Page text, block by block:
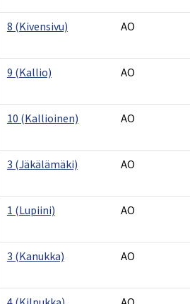
8 (Kivensivu) AO
9 (Kallio) AO
10 (Kallioinen) AO
3 (Jäkälämäki) AO
1 (Lupiini) AO
3 (Kanukka) AO